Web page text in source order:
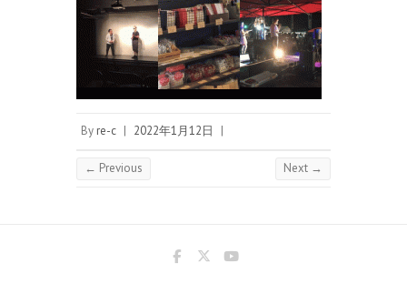
By re-c | 2022年1月12日 |
← Previous Next →